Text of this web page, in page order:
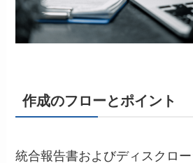
作成のフローとポイント
統合報告書およびディスクロ